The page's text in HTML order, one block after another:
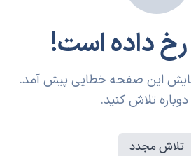
داده است!
این صفحه خطایی پیش آمد.
تلاش کنید.
تلاش مجدد